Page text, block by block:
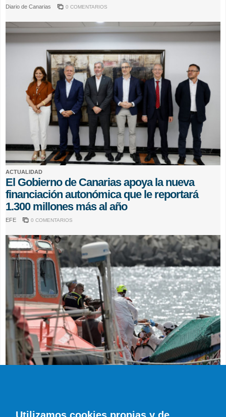
Diario de Canarias 0 COMENTARIOS
ACTUALIDAD
El Gobierno de Canarias apoya la nueva
financiación autonómica que le reportará
1.300 millones más al año
EFE 0 COMENTARIOS